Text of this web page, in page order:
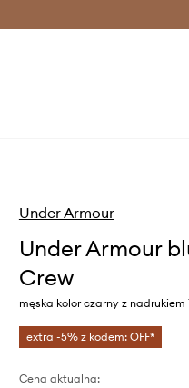
Under Armour
Under Armour
Crew
męska kolor czarny z nadrukiem
extra -5% z kodem: OFF*
Cena aktualna: